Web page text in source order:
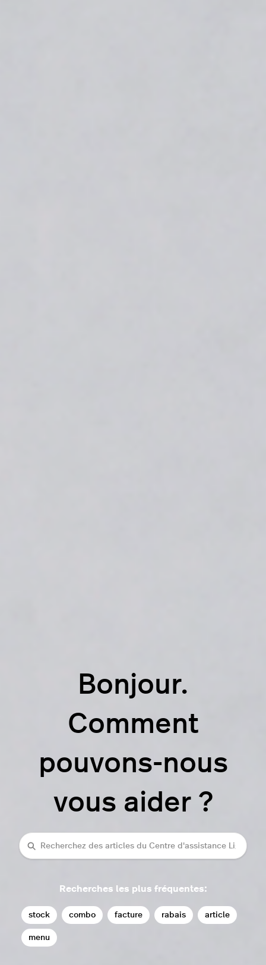
Bonjour.
Comment
pouvons-nous
vous aider ?
rechercher
Recherches les plus fréquentes:
stock combo facture rabais article
menu